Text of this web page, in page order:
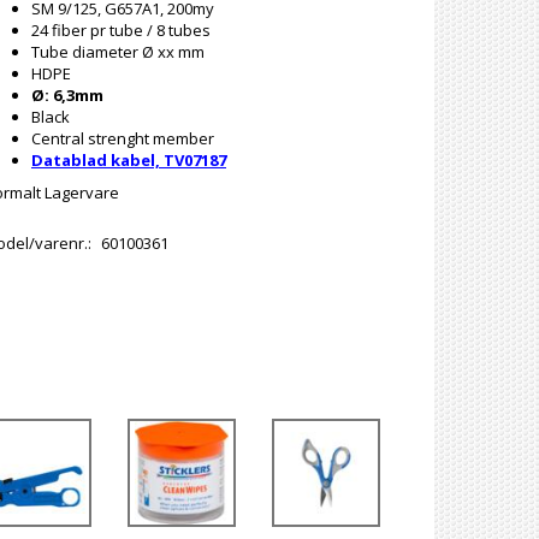
SM 9/125, G657A1, 200my
24 fiber pr tube / 8 tubes
Tube diameter Ø xx mm
HDPE
Ø: 6,3mm
Black
Central strenght member
Datablad kabel, TV07187
Lagervare
varenr.: 60100361